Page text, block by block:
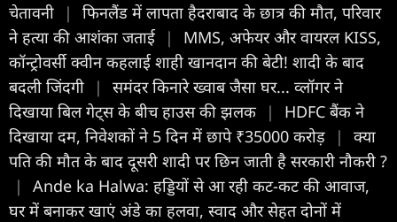
चेतावनी
|
फिनलैंड में लापता हैदराबाद के छात्र की मौत, परिवार
ने हत्या की आशंका जताई
|
MMS, अफेयर और वायरल KISS,
कॉन्ट्रोवर्सी क्वीन कहलाई शाही खानदान की बेटी! शादी के बाद
बदली जिंदगी
|
समंदर किनारे ख्वाब जैसा घर... व्लॉगर ने
दिखाया बिल गेट्स के बीच हाउस की झलक
|
HDFC बैंक ने
दिखाया दम, निवेशकों ने 5 दिन में छापे ₹35000 करोड़
|
क्या
पति की मौत के बाद दूसरी शादी पर छिन जाती है सरकारी नौकरी ?
|
Ande ka Halwa: हड्डियों से आ रही कट-कट की आवाज,
घर में बनाकर खाएं अंडे का हलवा, स्वाद और सेहत दोनों में